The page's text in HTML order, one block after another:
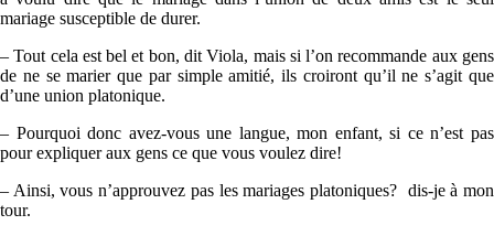
mariage susceptible de durer.
– Tout cela est bel et bon, dit Viola, mais si l’on recommande aux gens
de ne se marier que par simple amitié, ils croiront qu’il ne s’agit que
d’une union platonique.
– Pourquoi donc avez-vous une langue, mon enfant, si ce n’est pas
pour expliquer aux gens ce que vous voulez dire!
– Ainsi, vous n’approuvez pas les mariages platoniques? dis-je à mon
tour.